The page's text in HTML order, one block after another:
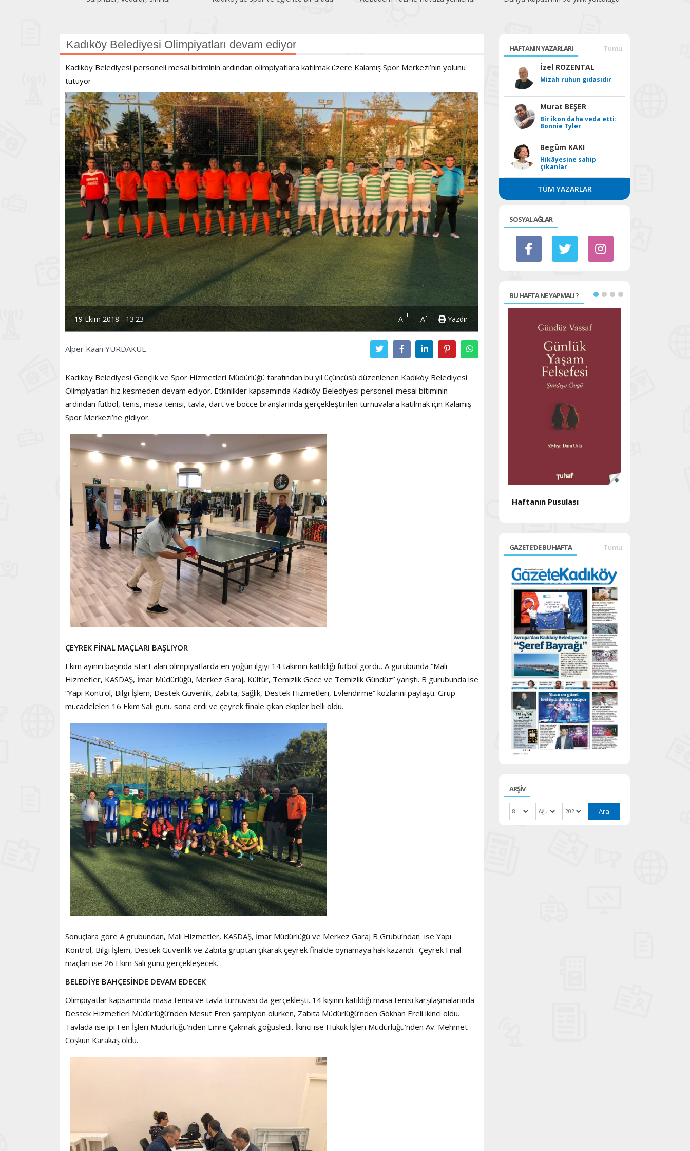
Kadıköy Belediyesi Olimpiyatları devam ediyor
Kadıköy Belediyesi personeli mesai bitiminin ardından olimpiyatlara katılmak üzere Kalamış Spor Merkezi’nin yolunu
tutuyor
19 Ekim 2018 - 13:23 A + A- Yazdır
Alper Kaan YURDAKUL
Kadıköy Belediyesi Gençlik ve Spor Hizmetleri Müdürlüğü tarafından bu yıl üçüncüsü düzenlenen Kadıköy Belediyesi
Olimpiyatları hız kesmeden devam ediyor. Etkinlikler kapsamında Kadıköy Belediyesi personeli mesai bitiminin
ardından futbol, tenis, masa tenisi, tavla, dart ve bocce branşlarında gerçekleştirilen turnuvalara katılmak için Kalamış
Spor Merkezi’ne gidiyor.
ÇEYREK FİNAL MAÇLARI BAŞLIYOR
Ekim ayının başında start alan olimpiyatlarda en yoğun ilgiyi 14 takımın katıldığı futbol gördü. A gurubunda “Mali
Hizmetler, KASDAŞ, İmar Müdürlüğü, Merkez Garaj, Kültür, Temizlik Gece ve Temizlik Gündüz” yarıştı. B gurubunda ise
“Yapı Kontrol, Bilgi İşlem, Destek Güvenlik, Zabıta, Sağlık, Destek Hizmetleri, Evlendirme” kozlarını paylaştı. Grup
mücadeleleri 16 Ekim Salı günü sona erdi ve çeyrek finale çıkan ekipler belli oldu.
Sonuçlara göre A grubundan, Mali Hizmetler, KASDAŞ, İmar Müdürlüğü ve Merkez Garaj B Grubu’ndan ise Yapı
Kontrol, Bilgi İşlem, Destek Güvenlik ve Zabıta gruptan çıkarak çeyrek finalde oynamaya hak kazandı. Çeyrek Final
maçları ise 26 Ekim Salı günü gerçekleşecek.
BELEDİYE BAHÇESİNDE DEVAM EDECEK
Olimpiyatlar kapsamında masa tenisi ve tavla turnuvası da gerçekleşti. 14 kişinin katıldığı masa tenisi karşılaşmalarında
Destek Hizmetleri Müdürlüğü’nden Mesut Eren şampiyon olurken, Zabıta Müdürlüğü’nden Gökhan Ereli ikinci oldu.
Tavlada ise ipi Fen İşleri Müdürlüğü’nden Emre Çakmak göğüsledi. İkinci ise Hukuk İşleri Müdürlüğü’nden Av. Mehmet
Coşkun Karakaş oldu.
HAFTANIN YAZARLARI Tümü
İzel ROZENTAL
Mizah ruhun gıdasıdır
Murat BEŞER
Bir ikon daha veda etti:
Bonnie Tyler
Begüm KAKI
Hikâyesine sahip
çıkanlar
TÜM YAZARLAR
SOSYAL AĞLAR
BU HAFTA NE YAPMALI ?
Haftanın Sinevizyonu
Haftanın Pusulası
GAZETE'DE BU HAFTA Tümü
ARŞİV
Ara